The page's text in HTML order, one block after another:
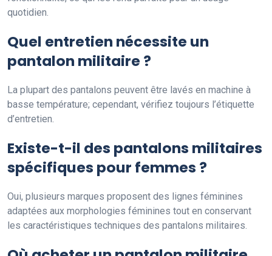
quotidien.
Quel entretien nécessite un
pantalon militaire ?
La plupart des pantalons peuvent être lavés en machine à
basse température; cependant, vérifiez toujours l’étiquette
d’entretien.
Existe-t-il des pantalons militaires
spécifiques pour femmes ?
Oui, plusieurs marques proposent des lignes féminines
adaptées aux morphologies féminines tout en conservant
les caractéristiques techniques des pantalons militaires.